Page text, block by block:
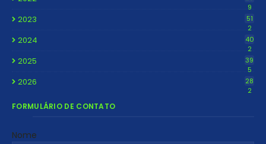
9
2023
51
2
2024
40
2
2025
39
5
2026
28
2
FORMULÁRIO DE CONTATO
Nome